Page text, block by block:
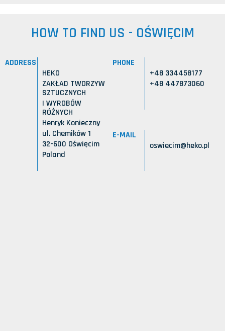
HOW TO FIND US - OŚWIĘCIM
ADDRESS
HEKO
ZAKŁAD TWORZYW
SZTUCZNYCH
I WYROBÓW
RÓŻNYCH
Henryk Konieczny
ul. Chemików 1
32-600 Oświęcim
Poland
PHONE
+48 334458177
+48 447873060
E-MAIL
oswiecim@heko.pl